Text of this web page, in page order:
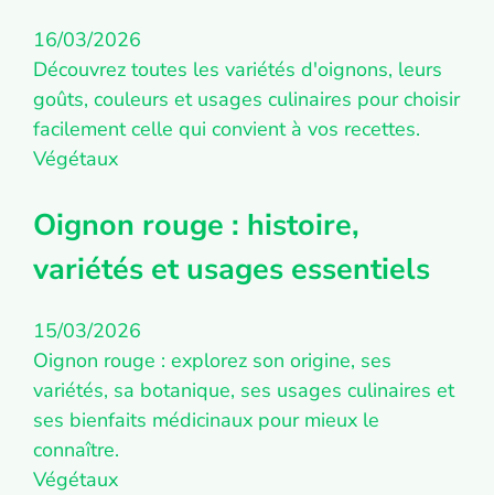
16/03/2026
Découvrez toutes les variétés d'oignons, leurs
goûts, couleurs et usages culinaires pour choisir
facilement celle qui convient à vos recettes.
Végétaux
Oignon rouge : histoire,
variétés et usages essentiels
15/03/2026
Oignon rouge : explorez son origine, ses
variétés, sa botanique, ses usages culinaires et
ses bienfaits médicinaux pour mieux le
connaître.
Végétaux